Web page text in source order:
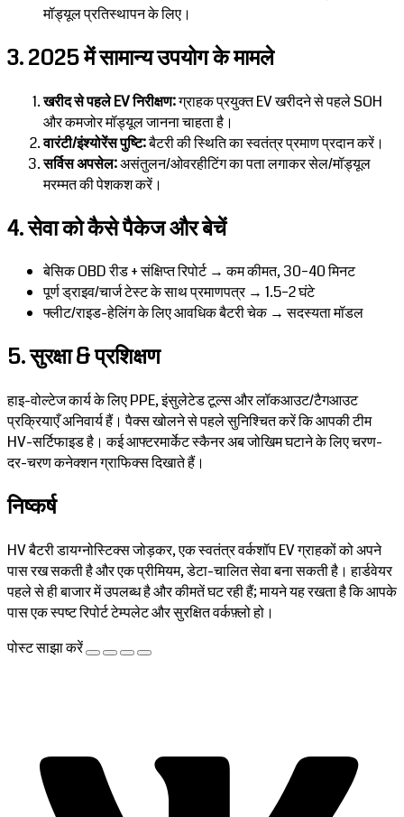
मॉड्यूल प्रतिस्थापन के लिए।
3. 2025 में सामान्य उपयोग के मामले
खरीद से पहले EV निरीक्षण:ग्राहक प्रयुक्त EV खरीदने से पहले SOH
और कमजोर मॉड्यूल जानना चाहता है।
वारंटी/इंश्योरेंस पुष्टि:बैटरी की स्थिति का स्वतंत्र प्रमाण प्रदान करें।
सर्विस अपसेल:असंतुलन/ओवरहीटिंग का पता लगाकर सेल/मॉड्यूल
मरम्मत की पेशकश करें।
4. सेवा को कैसे पैकेज और बेचें
बेसिक OBD रीड + संक्षिप्त रिपोर्ट → कम कीमत, 30–40 मिनट
पूर्ण ड्राइव/चार्ज टेस्ट के साथ प्रमाणपत्र → 1.5–2 घंटे
फ्लीट/राइड-हेलिंग के लिए आवधिक बैटरी चेक → सदस्यता मॉडल
5. सुरक्षा & प्रशिक्षण
हाइ-वोल्टेज कार्य के लिए PPE, इंसुलेटेड टूल्स और लॉकआउट/टैगआउट
प्रक्रियाएँ अनिवार्य हैं। पैक्स खोलने से पहले सुनिश्चित करें कि आपकी टीम
HV-सर्टिफाइड है। कई आफ्टरमार्केट स्कैनर अब जोखिम घटाने के लिए चरण-
दर-चरण कनेक्शन ग्राफिक्स दिखाते हैं।
निष्कर्ष
HV बैटरी डायग्नोस्टिक्स जोड़कर, एक स्वतंत्र वर्कशॉप EV ग्राहकों को अपने
पास रख सकती है और एक प्रीमियम, डेटा-चालित सेवा बना सकती है। हार्डवेयर
पहले से ही बाजार में उपलब्ध है और कीमतें घट रही हैं; मायने यह रखता है कि आपके
पास एक स्पष्ट रिपोर्ट टेम्पलेट और सुरक्षित वर्कफ़्लो हो।
पोस्ट साझा करें